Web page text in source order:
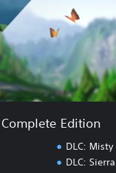
Complete Edition
DLC: Misty
DLC: